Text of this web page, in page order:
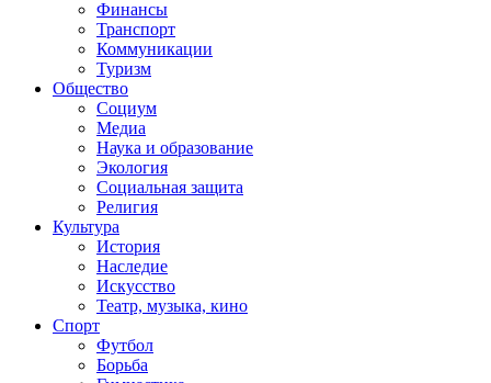
Финансы
Транспорт
Коммуникации
Туризм
Общество
Социум
Медиа
Наука и образование
Экология
Социальная защита
Религия
Культура
История
Наследие
Искусство
Театр, музыка, кино
Спорт
Футбол
Борьба